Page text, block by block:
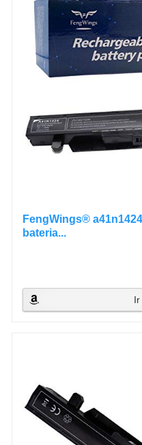
FengWings®
bateria...
Ir